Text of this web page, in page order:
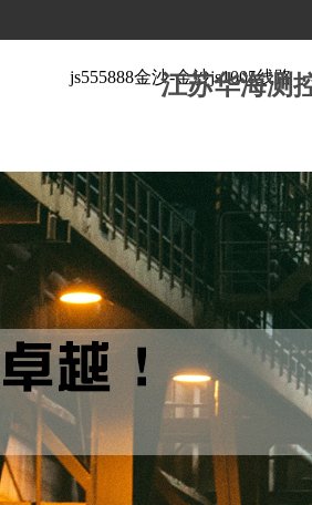
江苏华海测
js555888金沙-金沙js1005线路